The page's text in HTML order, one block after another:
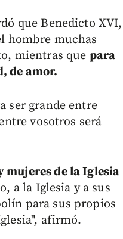
que Benedicto XVI,
hombre muchas
mientras que para
de amor.
ser grande entre
vosotros será
mujeres de la Iglesia
a la Iglesia y a sus
para sus propios
afirmó.